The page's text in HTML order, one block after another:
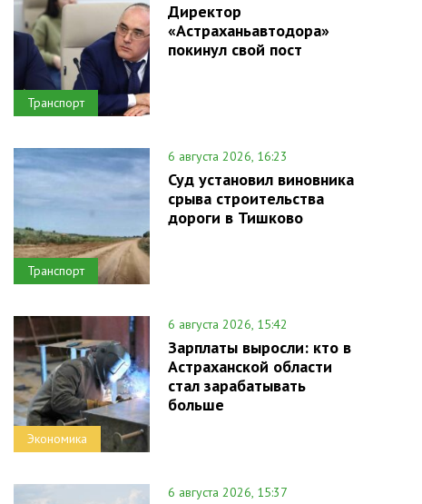
Транспорт
Директор
«Астраханьавтодора»
покинул свой пост
Транспорт
6 августа 2026, 16:23
Суд установил виновника
срыва строительства
дороги в Тишково
Экономика
6 августа 2026, 15:42
Зарплаты выросли: кто в
Астраханской области
стал зарабатывать
больше
6 августа 2026, 15:37